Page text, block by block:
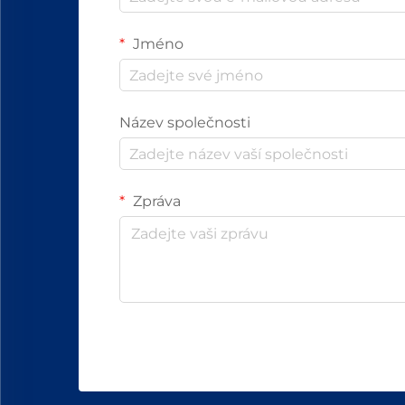
Jméno
Název společnosti
Zpráva